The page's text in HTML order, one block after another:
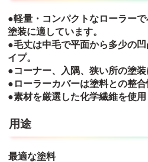
●軽量・コンパクトなローラー
塗装に適しています。
●毛丈は中毛で平面から多少の
イプ。
●コーナー、入隅、狭い所の塗装
●ローラーカバーは塗料との整合
●素材を厳選した化学繊維を使用
用途
最適な塗料